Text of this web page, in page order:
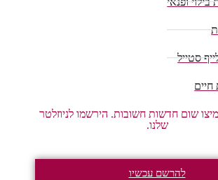
סטייל
חיים
שום חדשות חשובות. הירשמו לניוזלטר
שלנו.
להרשם עכשיו